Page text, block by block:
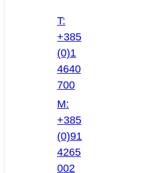
T:
+385
(0)1
4640
700
M:
+385
(0)91
4265
002